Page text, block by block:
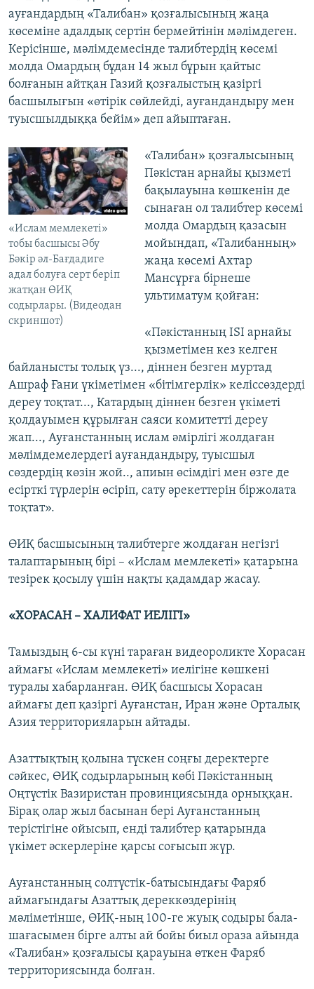
ауғандардың «Талибан» қозғалысының жаңа
көсеміне адалдық сертін бермейтінін мәлімдеген.
Керісінше, мәлімдемесінде талибтердің көсемі
молда Омардың бұдан 14 жыл бұрын қайтыс
болғанын айтқан Газий қозғалыстың қазіргі
басшылығын «өтірік сөйлейді, ауғандандыру мен
туысшылдыққа бейім» деп айыптаған.
«Ислам мемлекеті»
тобы басшысы Әбу
Бәкір әл-Бағдадиге
адал болуға серт беріп
жатқан ӨИҚ
содырлары. (Видеодан
скриншот)
«Талибан» қозғалысының
Пәкістан арнайы қызметі
бақылауына көшкенін де
сынаған ол талибтер көсемі
молда Омардың қазасын
мойындап, «Талибанның»
жаңа көсемі Ахтар
Мансұрға бірнеше
ультиматум қойған:
«Пәкістанның ISI арнайы
қызметімен кез келген
байланысты толық үз..., діннен безген муртад
Ашраф Ғани үкіметімен «бітімгерлік» келіссөздерді
дереу тоқтат..., Катардың діннен безген үкіметі
қолдауымен құрылған саяси комитетті дереу
жап..., Ауғанстанның ислам әмірлігі жолдаған
мәлімдемелердегі ауғандандыру, туысшыл
сөздердің көзін жой.., апиын өсімдігі мен өзге де
есірткі түрлерін өсіріп, сату әрекеттерін біржолата
тоқтат».
ӨИҚ басшысының талибтерге жолдаған негізгі
талаптарының бірі – «Ислам мемлекеті» қатарына
тезірек қосылу үшін нақты қадамдар жасау.
«ХОРАСАН – ХАЛИФАТ ИЕЛІГІ»
Тамыздың 6-сы күні тараған видеороликте Хорасан
аймағы «Ислам мемлекеті» иелігіне көшкені
туралы хабарланған. ӨИҚ басшысы Хорасан
аймағы деп қазіргі Ауғанстан, Иран және Орталық
Азия территорияларын айтады.
Азаттықтың қолына түскен соңғы деректерге
сәйкес, ӨИҚ содырларының көбі Пәкістанның
Оңтүстік Вазиристан провинциясында орныққан.
Бірақ олар жыл басынан бері Ауғанстанның
терістігіне ойысып, енді талибтер қатарында
үкімет әскерлеріне қарсы соғысып жүр.
Ауғанстанның солтүстік-батысындағы Фаряб
аймағындағы Азаттық дереккөздерінің
мәліметінше, ӨИҚ-ның 100-ге жуық содыры бала-
шағасымен бірге алты ай бойы биыл ораза айында
«Талибан» қозғалысы қарауына өткен Фаряб
территориясында болған.